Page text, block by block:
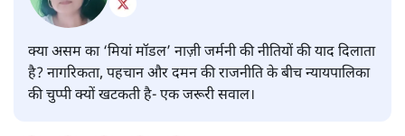
क्या असम का ‘मियां मॉडल’ नाज़ी जर्मनी की नीतियों की याद दिलाता
है? नागरिकता, पहचान और दमन की राजनीति के बीच न्यायपालिका
की चुप्पी क्यों खटकती है- एक जरूरी सवाल।